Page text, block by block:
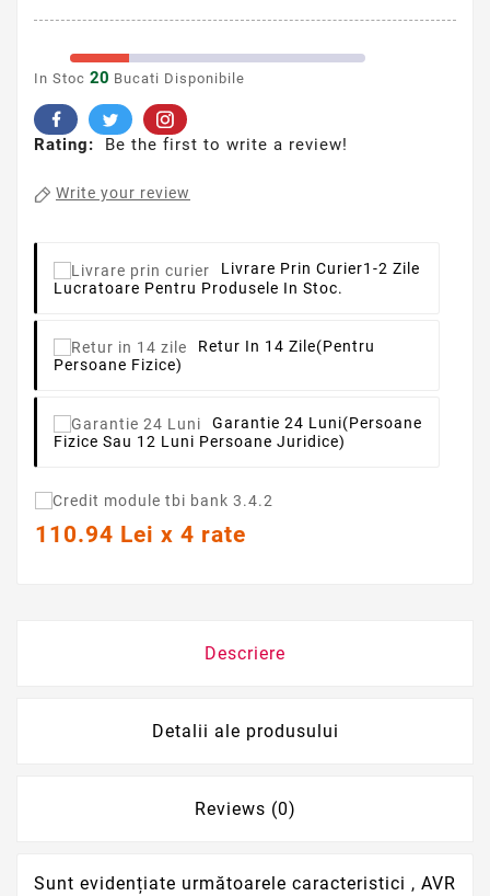
In Stoc 20 Bucati Disponibile
Rating: Be the first to write a review!
Write your review
Livrare Prin Curier1-2 Zile
Lucratoare Pentru Produsele In Stoc.
Retur In 14 Zile(pentru
Persoane Fizice)
Garantie 24 Luni(persoane
Fizice Sau 12 Luni Persoane Juridice)
110.94 Lei x 4 rate
Descriere
Detalii ale produsului
Reviews (0)
Sunt evidențiate următoarele caracteristici , AVR